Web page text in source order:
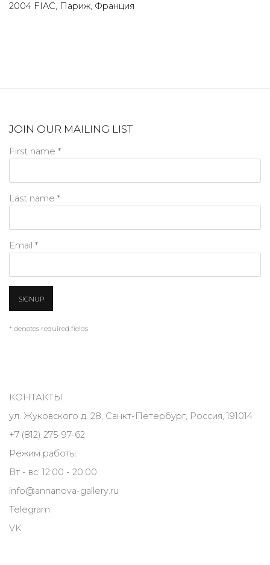
2004 FIAC, Париж, Франция
JOIN OUR MAILING LIST
First name *
Last name *
Email *
SIGNUP
* denotes required fields
КОНТАКТЫ
ул. Жуковского д. 28, Санкт-Петербург, Россия, 191014
+7 (812) 275-97-62
Режим работы:
Вт - вс: 12:00 - 20:00
info@annanova-gallery.ru
Telegram
VK